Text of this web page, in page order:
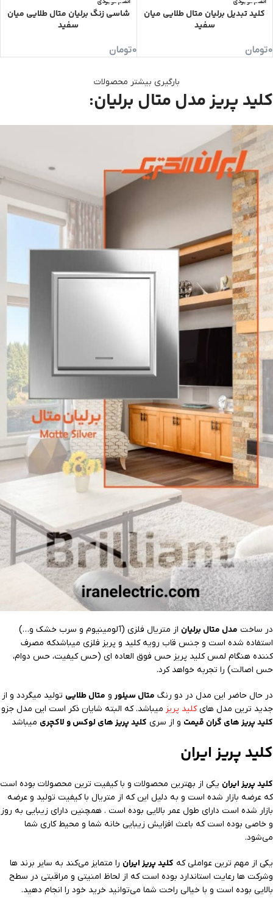
اتمام موجودی
کلید تبدیل برلیان متال طلایی میان
سفید
0تومان
اتمام موجودی
شاسی زنگ برلیان متال طلایی میان
سفید
0تومان
بارگیری بیشتر محصولات
کلید پریز مدل متال برلیان:
در ساخت مدل متال برلیان از متریال فلزی (آلومینیوم و سرب خشک و…)
استفاده شده است و جنس قاب رویه کلید و پریز فلزی میباشدکه مصرف
کننده هنگام لمس کلید پریز حس فوق العاده ای (حس کیفیت، حس دوام،
حس اصالت) را تجربه خواهد کرد.
در حال حاضر این مدل در دو رنگ متال سیلور و متال طلایی تولید میگردد و از
جدید ترین مدل هایکلید پریز میباشد. که البته شایان ذکر است این مدل جزو
کلید پریز های گران قیمت و از سری کلید پریز های لوکس و لاکچری میباشد
کلید پریز ایران
کلید پریز ایران یکی از بهترین محصولات و با کیفیت ترین محصولات بوده است
که عرضه بازار شده است و به دلیل این که از متریال با کیفیت تولید و عرضه
بازار شده است دارای طول عمر بالایی بوده است . همچنین دارای زیبایی به روز
و خاصی بوده است که باعث افزایش زیبایی خانه شما و محیط کاری شما
می‌شود.
یکی از مهم ترین عواملی که کلید پریز ایران را متمایز می‌کند به سایر برند ها
وشرکت ها رعایت استاندارد بوده است که از لحاظ امنیتی و مراقبتی در سطح
بالایی بوده است و با خیالی راحت شما می‌توانید خرید خود را انجام دهید.